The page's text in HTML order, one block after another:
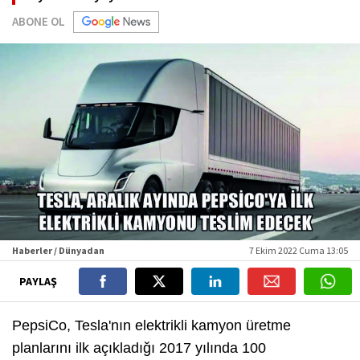
ABONE OL
Haberler / Dünyadan 7 Ekim 2022 Cuma 13:05
PAYLAŞ
PepsiCo, Tesla'nın elektrikli kamyon üretme
planlarını ilk açıkladığı 2017 yılında 100